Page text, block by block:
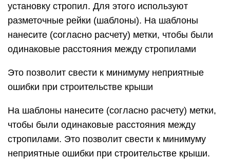
установку стропил. Для этого используют
разметочные рейки (шаблоны). На шаблоны
нанесите (согласно расчету) метки, чтобы были
одинаковые расстояния между стропилами
Это позволит свести к минимуму неприятные
ошибки при строительстве крыши
На шаблоны нанесите (согласно расчету) метки,
чтобы были одинаковые расстояния между
стропилами. Это позволит свести к минимуму
неприятные ошибки при строительстве крыши.